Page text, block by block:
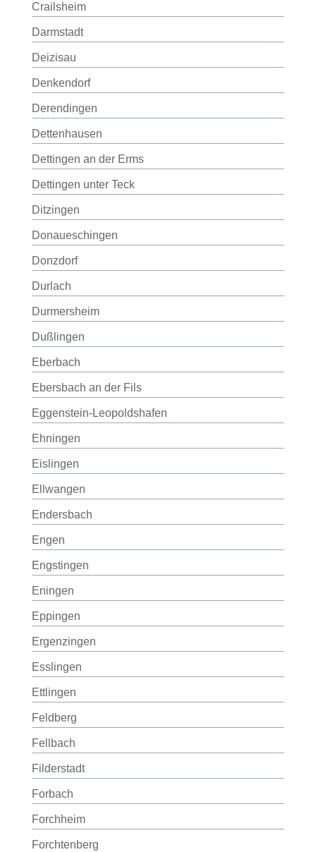
Crailsheim
Darmstadt
Deizisau
Denkendorf
Derendingen
Dettenhausen
Dettingen an der Erms
Dettingen unter Teck
Ditzingen
Donaueschingen
Donzdorf
Durlach
Durmersheim
Dußlingen
Eberbach
Ebersbach an der Fils
Eggenstein-Leopoldshafen
Ehningen
Eislingen
Ellwangen
Endersbach
Engen
Engstingen
Eningen
Eppingen
Ergenzingen
Esslingen
Ettlingen
Feldberg
Fellbach
Filderstadt
Forbach
Forchheim
Forchtenberg